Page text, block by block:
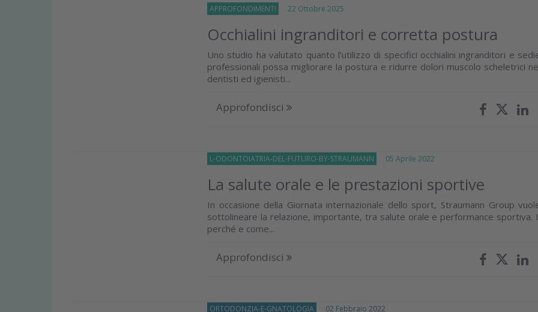
APPROFONDIMENTI 22 Ottobre 2025
Occhialini ingranditori e corretta postura
Uno studio ha valutato quanto l’utilizzo di specifici occhialini ingranditori e
professionali possa migliorare la postura e ridurre dolori muscolo scheletrici
dentisti ed igienisti...
Approfondisci
L-ODONTOIATRIA-DEL-FUTURO-BY-STRAUMANN 05 Aprile 2022
La salute orale e le prestazioni sportive
In occasione della Giornata internazionale dello sport, Straumann Group
sottolineare la relazione, importante, tra salute orale e performance sportiva.
perché e come...
Approfondisci
ORTODONZIA-E-GNATOLOGIA 02 Febbraio 2022